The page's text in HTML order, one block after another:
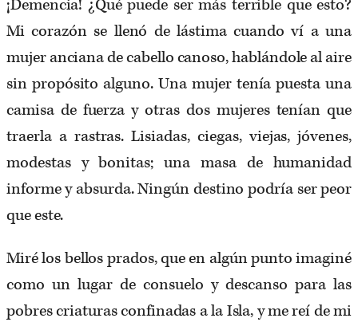
¡Demencia! ¿Qué puede ser más terrible que esto?
Mi corazón se llenó de lástima cuando ví a una
mujer anciana de cabello canoso, hablándole al aire
sin propósito alguno. Una mujer tenía puesta una
camisa de fuerza y otras dos mujeres tenían que
traerla a rastras. Lisiadas, ciegas, viejas, jóvenes,
modestas y bonitas; una masa de humanidad
informe y absurda. Ningún destino podría ser peor
que este.
Miré los bellos prados, que en algún punto imaginé
como un lugar de consuelo y descanso para las
pobres criaturas confinadas a la Isla, y me reí de mi